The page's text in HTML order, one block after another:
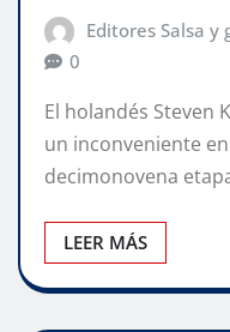
Editores Salsa y
0
El holandés Steven
un inconveniente
decimonovena
LEER MÁS